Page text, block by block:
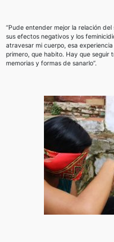
“Pude entender mejor la relación
sus efectos negativos y los
atravesar mi cuerpo, esa
primero, que habito. Hay que seguir
memorias y formas de sanarlo”.